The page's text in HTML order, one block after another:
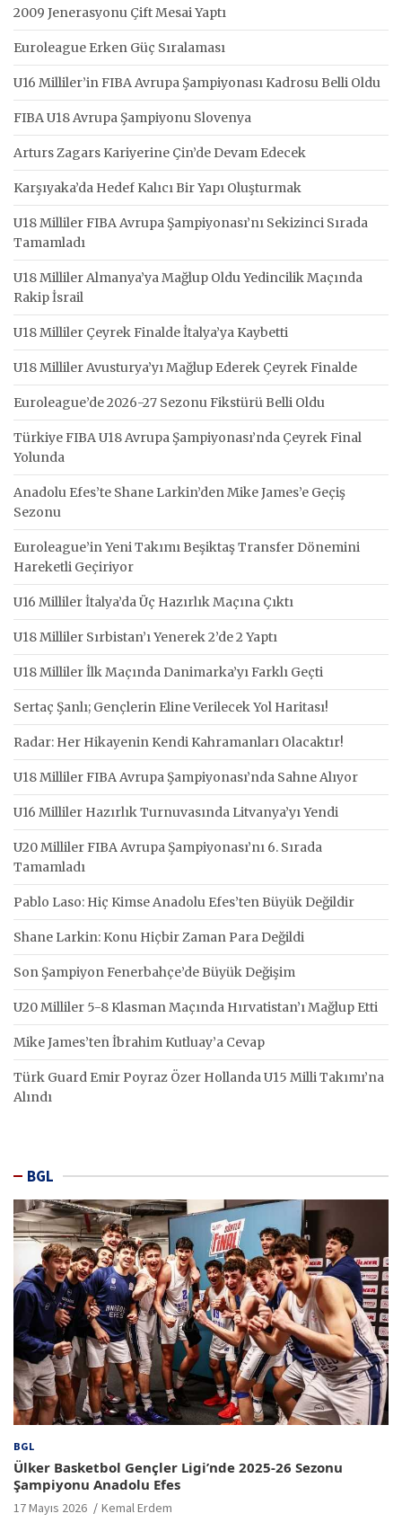
2009 Jenerasyonu Çift Mesai Yaptı
Euroleague Erken Güç Sıralaması
U16 Milliler’in FIBA Avrupa Şampiyonası Kadrosu Belli Oldu
FIBA U18 Avrupa Şampiyonu Slovenya
Arturs Zagars Kariyerine Çin’de Devam Edecek
Karşıyaka’da Hedef Kalıcı Bir Yapı Oluşturmak
U18 Milliler FIBA Avrupa Şampiyonası’nı Sekizinci Sırada
Tamamladı
U18 Milliler Almanya’ya Mağlup Oldu Yedincilik Maçında
Rakip İsrail
U18 Milliler Çeyrek Finalde İtalya’ya Kaybetti
U18 Milliler Avusturya’yı Mağlup Ederek Çeyrek Finalde
Euroleague’de 2026-27 Sezonu Fikstürü Belli Oldu
Türkiye FIBA U18 Avrupa Şampiyonası’nda Çeyrek Final
Yolunda
Anadolu Efes’te Shane Larkin’den Mike James’e Geçiş
Sezonu
Euroleague’in Yeni Takımı Beşiktaş Transfer Dönemini
Hareketli Geçiriyor
U16 Milliler İtalya’da Üç Hazırlık Maçına Çıktı
U18 Milliler Sırbistan’ı Yenerek 2’de 2 Yaptı
U18 Milliler İlk Maçında Danimarka’yı Farklı Geçti
Sertaç Şanlı; Gençlerin Eline Verilecek Yol Haritası!
Radar: Her Hikayenin Kendi Kahramanları Olacaktır!
U18 Milliler FIBA Avrupa Şampiyonası’nda Sahne Alıyor
U16 Milliler Hazırlık Turnuvasında Litvanya’yı Yendi
U20 Milliler FIBA Avrupa Şampiyonası’nı 6. Sırada
Tamamladı
Pablo Laso: Hiç Kimse Anadolu Efes’ten Büyük Değildir
Shane Larkin: Konu Hiçbir Zaman Para Değildi
Son Şampiyon Fenerbahçe’de Büyük Değişim
U20 Milliler 5-8 Klasman Maçında Hırvatistan’ı Mağlup Etti
Mike James’ten İbrahim Kutluay’a Cevap
Türk Guard Emir Poyraz Özer Hollanda U15 Milli Takımı’na
Alındı
BGL
BGL
Ülker Basketbol Gençler Ligi’nde 2025-26 Sezonu
Şampiyonu Anadolu Efes
17 Mayıs 2026 Kemal Erdem